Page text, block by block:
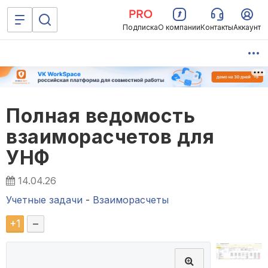
ПодпискаО компанииКонтактыАккаунт
Полная ведомость
взаиморасчетов для
УНФ
14.04.26
Учетные задачи - Взаиморасчеты
+1 –